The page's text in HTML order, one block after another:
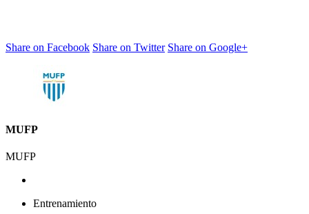
Share on Facebook Share on Twitter Share on Google+
MUFP
MUFP
Entrenamiento